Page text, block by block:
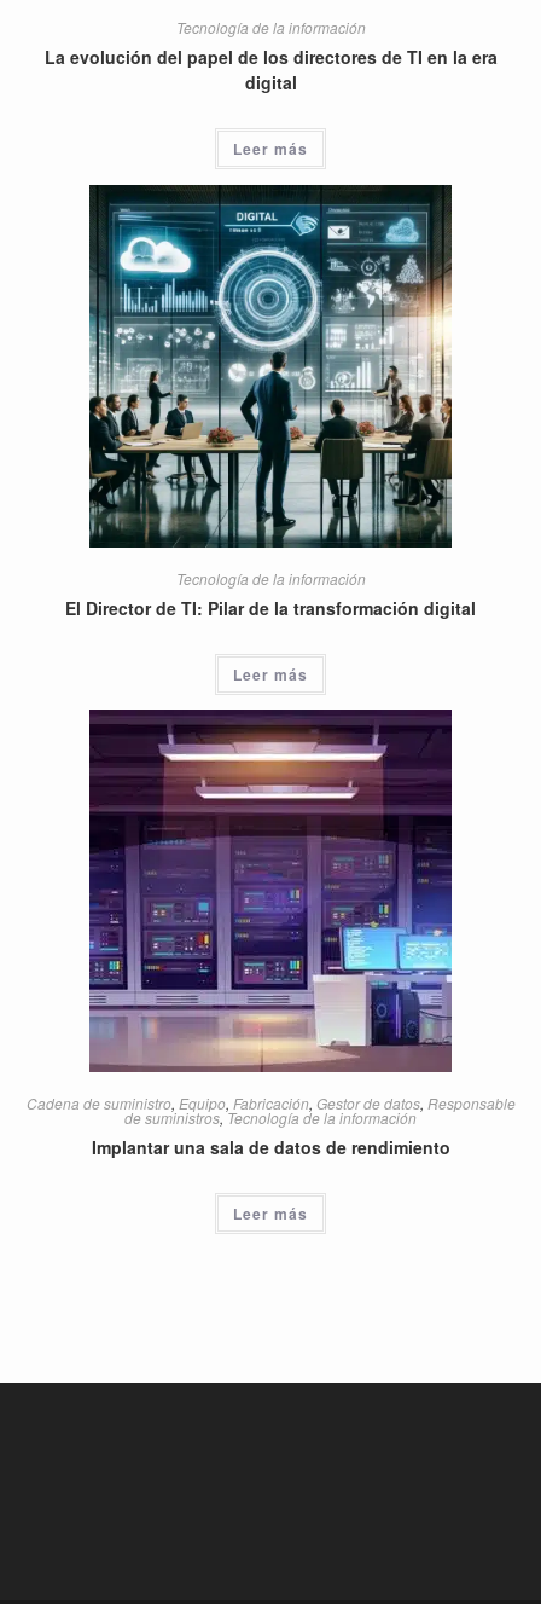
Tecnología de la información
La evolución del papel de los directores de TI en la era
digital
Leer más
Tecnología de la información
El Director de TI: Pilar de la transformación digital
Leer más
Cadena de suministro, Equipo, Fabricación, Gestor de datos, Responsable
de suministros,Tecnología de la información
Implantar una sala de datos de rendimiento
Leer más